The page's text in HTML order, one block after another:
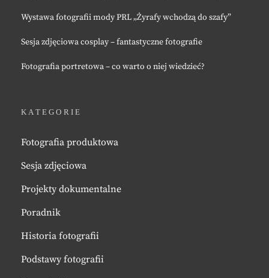
Wystawa fotografii mody PRL „Żyrafy wchodzą do szafy”
Sesja zdjęciowa cosplay – fantastyczne fotografie
Fotografia portretowa – co warto o niej wiedzieć?
KATEGORIE
Fotografia produktowa
Sesja zdjęciowa
Projekty dokumentalne
Poradnik
Historia fotografii
Podstawy fotografii